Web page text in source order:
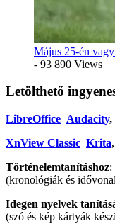
Május 25-én
- 93 890 Views
Letölthető
LibreOffice Audacity,
XnView Classic Krita,
Történelemtanításhoz:
(kronológiák és
Idegen nyelvek
(szó és kép kártyák